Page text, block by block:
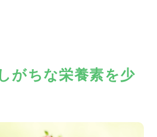
がちな栄養素を少